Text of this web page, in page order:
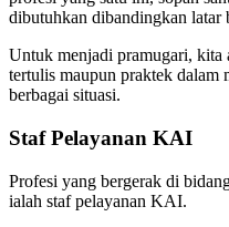
dibutuhkan dibandingkan latar
Untuk menjadi pramugari, kita
tertulis maupun praktek dalam
berbagai situasi.
Staf Pelayanan KAI
Profesi yang bergerak di
ialah staf pelayanan KAI.